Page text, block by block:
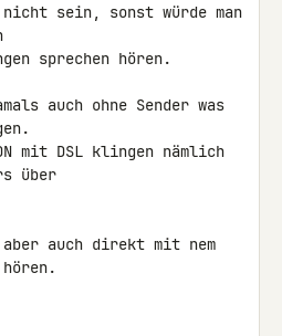
sein, sonst würde man
sprechen hören.
auch ohne Sender was
mit DSL klingen nämlich
über
aber auch direkt mit nem